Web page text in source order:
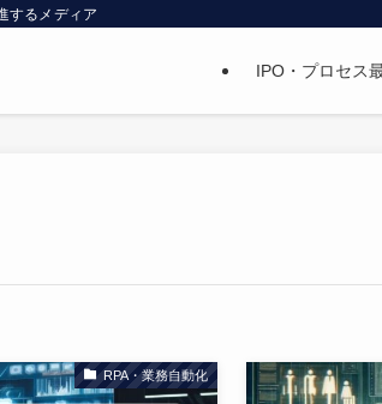
するメディア
IPO・プロセス
RPA・業務自動化